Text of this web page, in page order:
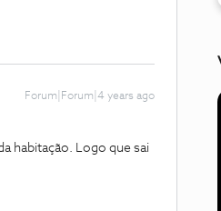
Forum|Forum|4 years ago
habitação. Logo que sai